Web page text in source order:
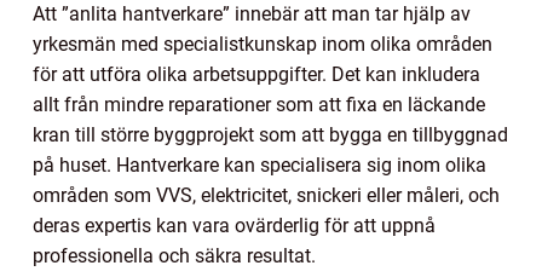
Att ”anlita hantverkare” innebär att man tar hjälp av
yrkesmän med specialistkunskap inom olika områden
för att utföra olika arbetsuppgifter. Det kan inkludera
allt från mindre reparationer som att fixa en läckande
kran till större byggprojekt som att bygga en tillbyggnad
på huset. Hantverkare kan specialisera sig inom olika
områden som VVS, elektricitet, snickeri eller måleri, och
deras expertis kan vara ovärderlig för att uppnå
professionella och säkra resultat.